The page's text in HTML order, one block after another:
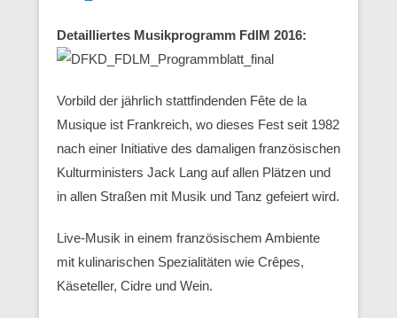
Detailliertes Musikprogramm FdlM 2016:
Vorbild der jährlich stattfindenden Fête de la
Musique ist Frankreich, wo dieses Fest seit 1982
nach einer Initiative des damaligen französischen
Kulturministers Jack Lang auf allen Plätzen und
in allen Straßen mit Musik und Tanz gefeiert wird.
Live-Musik in einem französischem Ambiente
mit kulinarischen Spezialitäten wie Crêpes,
Käseteller, Cidre und Wein.